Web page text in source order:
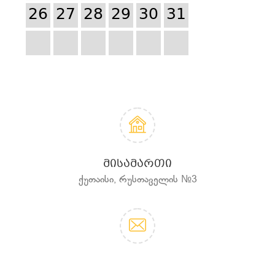
26 27 28 29 30 31
ᲛᲘᲡᲐᲛᲐᲠᲗᲘ
ქუთაისი, რუსთაველის №3